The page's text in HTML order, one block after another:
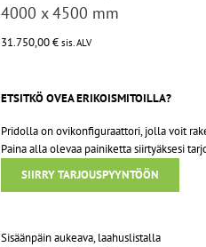
4000 x 4500 mm
31.750,00€ sis. ALV
ETSITKÖ OVEA ERIKOISMITOILLA?
Pridolla on ovikonfiguraattori, jolla voit
Paina alla olevaa painiketta siirtyäksesi
SIIRRY TARJOUSPYYNTÖÖN
Sisäänpäin aukeava, laahuslistalla